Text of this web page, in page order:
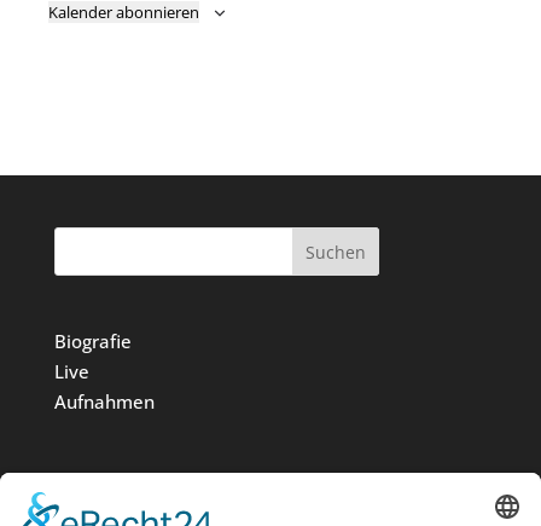
Kalender abonnieren
Suchen
Biografie
Live
Aufnahmen